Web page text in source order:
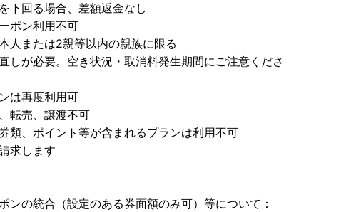
下回る場合、差額返金なし
ポン利用不可
人または2親等以内の親族に限る
しが必要。空き状況・取消料発生期間にご注意くださ
は再度利用可
転売、譲渡不可
類、ポイント等が含まれるプランは利用不可
求します
ンの統合（設定のある券面額のみ可）等について：